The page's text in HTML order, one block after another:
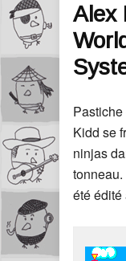
Alex
Kidd se
ninjas
tonneau.
été édité